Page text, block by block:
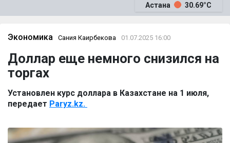
ЭКОНОМИКА
ОҚИҒА
News
Астана 30.69°C
Экономика Сания Каирбекова 01.07.2025 16:00
Доллар еще немного снизился на
торгах
Установлен курс доллара в Казахстане на 1 июля,
передает Paryz.kz.